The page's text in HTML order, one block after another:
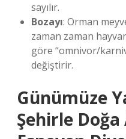
sayılır.
Bozayı: Orman
zaman zaman
göre “omnivor/
değiştirir.
Günümüze
Şehirle Doğa